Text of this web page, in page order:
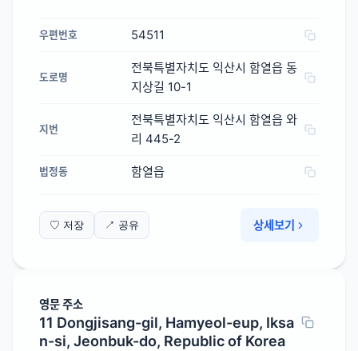
우편번호 54511
도로명
전북특별자치도 익산시 함열읍 동
지상길 10-1
지번
전북특별자치도 익산시 함열읍 와
리 445-2
법정동 함열읍
♡ 저장 ↗ 공유 상세보기
영문 주소
11 Dongjisang-gil, Hamyeol-eup, Iksa
n-si, Jeonbuk-do, Republic of Korea